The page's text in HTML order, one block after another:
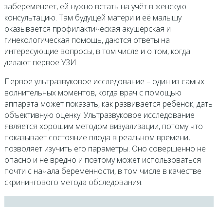
забеременеет, ей нужно встать на учёт в женскую
консультацию. Там будущей матери и её малышу
оказывается профилактическая акушерская и
гинекологическая помощь, даются ответы на
интересующие вопросы, в том числе и о том, когда
делают первое УЗИ.
Первое ультразвуковое исследование – один из самых
волнительных моментов, когда врач с помощью
аппарата может показать, как развивается ребёнок, дать
объективную оценку. Ультразвуковое исследование
является хорошим методом визуализации, потому что
показывает состояние плода в реальном времени,
позволяет изучить его параметры. Оно совершенно не
опасно и не вредно и поэтому может использоваться
почти с начала беременности, в том числе в качестве
скринингового метода обследования.